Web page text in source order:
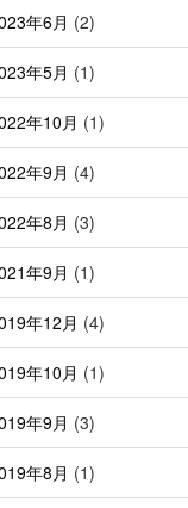
年6月 (2)
年5月 (1)
年10月 (1)
年9月 (4)
年8月 (3)
年9月 (1)
年12月 (4)
年10月 (1)
年9月 (3)
年8月 (1)